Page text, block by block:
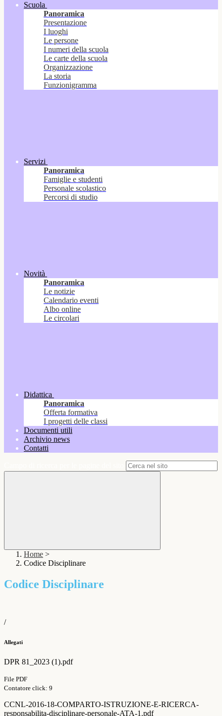
Scuola
Panoramica
Presentazione
I luoghi
Le persone
I numeri della scuola
Le carte della scuola
Organizzazione
La storia
Funzionigramma
Servizi
Panoramica
Famiglie e studenti
Personale scolastico
Percorsi di studio
Novità
Panoramica
Le notizie
Calendario eventi
Albo online
Le circolari
Didattica
Panoramica
Offerta formativa
I progetti delle classi
Documenti utili
Archivio news
Contatti
Home >
Codice Disciplinare
Codice Disciplinare
/
Allegati
DPR 81_2023 (1).pdf
File PDF
Contatore click: 9
CCNL-2016-18-COMPARTO-ISTRUZIONE-E-RICERCA-
responsabilita-disciplinare-personale-ATA-1.pdf